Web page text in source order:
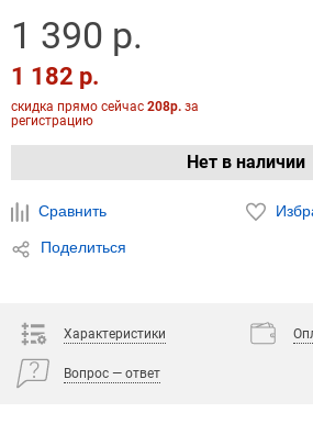
1 390 р.
1 182 р.
скидка прямо сейчас 208р. за
регистрацию
Нет в наличии
Сравнить
Поделиться
Характеристики
Вопрос — ответ